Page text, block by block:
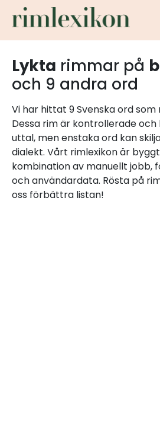
Lykta rimmar på
och 9 andra ord
Vi har hittat 9 Svenska ord
Dessa rim är kontrollerade
uttal, men enstaka ord kan
dialekt. Vårt rimlexikon är
kombination av manuellt jobb,
och användardata. Rösta på
oss förbättra listan!